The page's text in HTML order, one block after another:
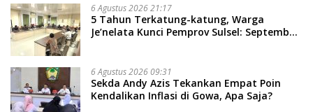
Soal Adat dan Adab
6 Agustus 2026 21:17
5 Tahun Terkatung-katung, Warga
Je’nelata Kunci Pemprov Sulsel: September
6 Agustus 2026 09:31
Sekda Andy Azis Tekankan Empat Poin
Kendalikan Inflasi di Gowa, Apa Saja?